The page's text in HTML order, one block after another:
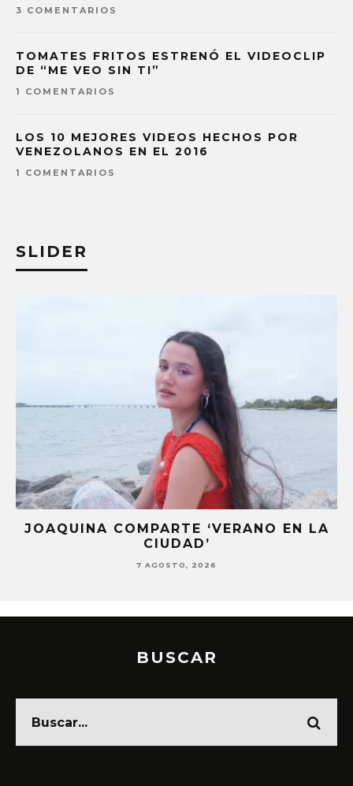
3 COMENTARIOS
TOMATES FRITOS ESTRENÓ EL VIDEOCLIP
DE “ME VEO SIN TI”
1 COMENTARIOS
LOS 10 MEJORES VIDEOS HECHOS POR
VENEZOLANOS EN EL 2016
1 COMENTARIOS
SLIDER
JOAQUINA COMPARTE ‘VERANO EN LA
CIUDAD’
7 AGOSTO, 2026
BUSCAR